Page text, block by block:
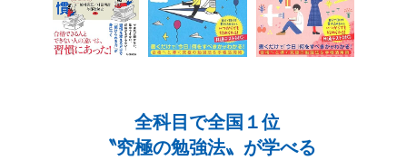
全科目で全国１位
〝究極の勉強法〟が学べる